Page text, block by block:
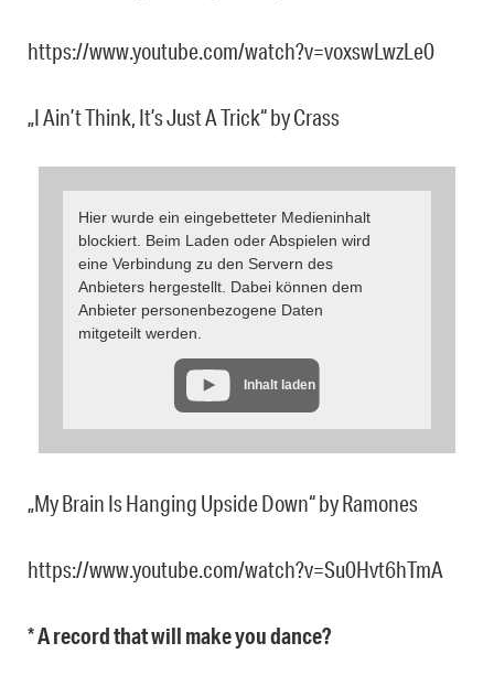
https://www.youtube.com/watch?v=voxswLwzLe0
„I Ain’t Think, It’s Just A Trick“ by Crass
Hier wurde ein eingebetteter Medieninhalt
blockiert. Beim Laden oder Abspielen wird
eine Verbindung zu den Servern des
Anbieters hergestellt. Dabei können dem
Anbieter personenbezogene Daten
mitgeteilt werden.
Inhalt laden
„My Brain Is Hanging Upside Down“ by Ramones
https://www.youtube.com/watch?v=Su0Hvt6hTmA
*A record that will make you dance?